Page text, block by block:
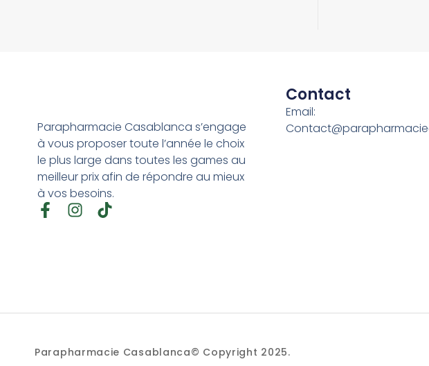
Parapharmacie Casablanca s’engage
à vous proposer toute l’année le choix
le plus large dans toutes les games au
meilleur prix afin de répondre au mieux
à vos besoins.
Contact
Email:
Parapharmacie Casablanca© Copyright 2025.